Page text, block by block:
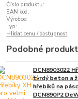
Číslo produktu:
EAN kód:
Výrobce:
Typ:
Hlídat cenu / dostupnost
Podobné
DCN8903022
tvrdý beton a
hřebíků na
DCN890P2